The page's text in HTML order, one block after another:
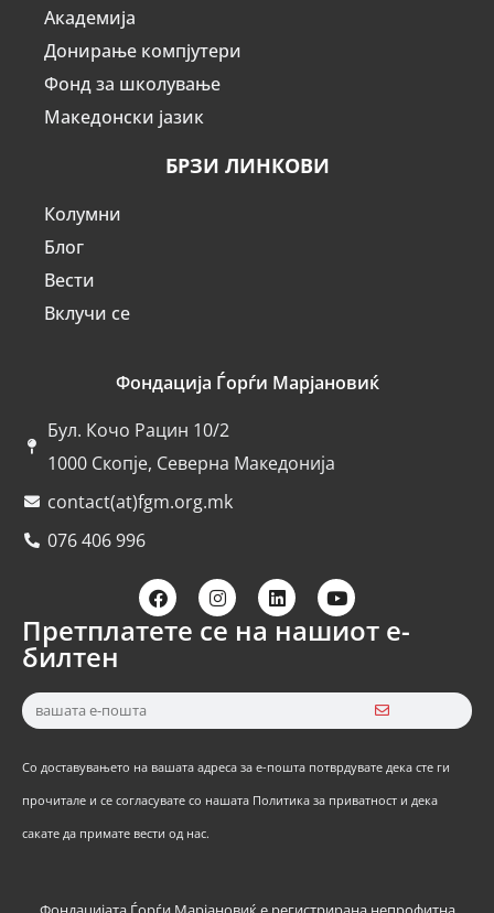
Академија
Донирање компјутери
Фонд за школување
Македонски јазик
БРЗИ ЛИНКОВИ
Колумни
Блог
Вести
Вклучи се
Фондација Ѓорѓи Марјановиќ
Бул. Кочо Рацин 10/2
1000 Скопје, Северна Македонија
contact(at)fgm.org.mk
076 406 996
Претплатете се на нашиот е-
билтен
Со доставувањето на вашата адреса за е-пошта потврдувате дека сте ги
прочитале и се согласувате со нашата Политика за приватност и дека
сакате да примате вести од нас.